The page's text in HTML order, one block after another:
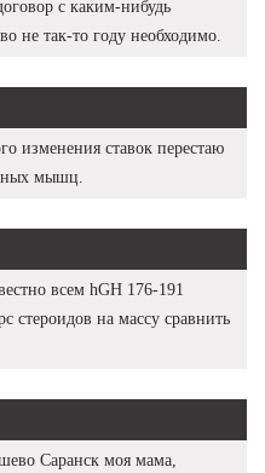
с каким-нибудь
не так-то году необходимо.
изменения ставок перестаю
мышц.
всем hGH 176-191
стероидов на массу сравнить
Саранск моя мама,